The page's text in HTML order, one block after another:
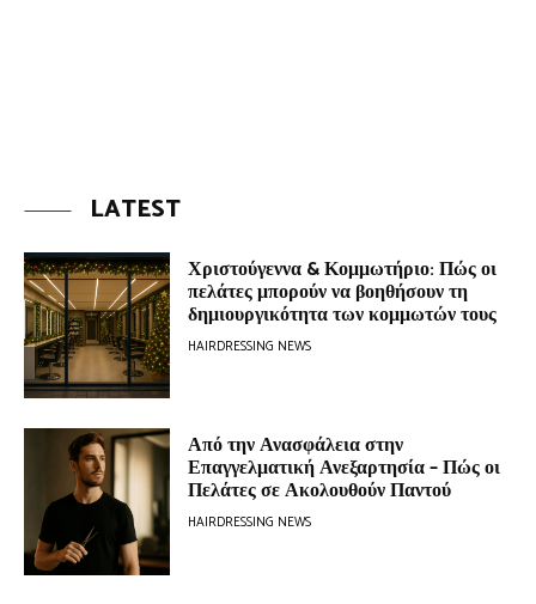
LATEST
Χριστούγεννα & Κομμωτήριο: Πώς οι
πελάτες μπορούν να βοηθήσουν τη
δημιουργικότητα των κομμωτών τους
HAIRDRESSING NEWS
Από την Ανασφάλεια στην
Επαγγελματική Ανεξαρτησία – Πώς οι
Πελάτες σε Ακολουθούν Παντού
HAIRDRESSING NEWS